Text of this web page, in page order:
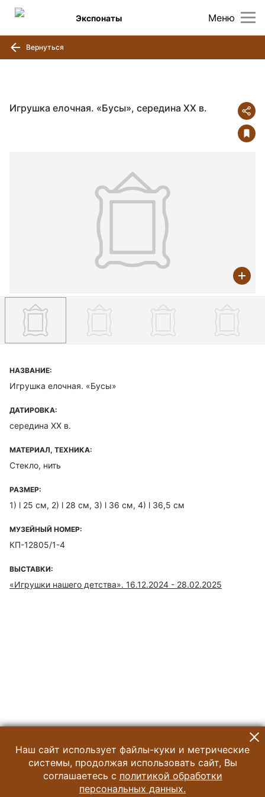
Меню
Экспонаты
Вернуться
Игрушка елочная. «Бусы», середина ХХ в.
НАЗВАНИЕ:
Игрушка елочная. «Бусы»
ДАТИРОВКА:
середина ХХ в.
МАТЕРИАЛ, ТЕХНИКА:
Стекло, нить
РАЗМЕР:
1) l 25 см, 2) l 28 см, 3) l 36 см, 4) l 36,5 см
МУЗЕЙНЫЙ НОМЕР:
КП-12805/1-4
ВЫСТАВКИ:
«Игрушки нашего детства». 16.12.2024 - 28.02.2025
Наш сайт использует файлы-куки и метрические
системы, продолжая использовать сайт, Вы
соглашаетесь с политикой обработки
персональных данных.